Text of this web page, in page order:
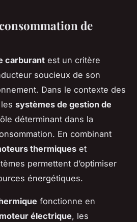
de
carburant est un critère
soucieux de son
Dans le contexte des
systèmes de gestion de
déterminant dans la
En combinant
thermiques et
permettent d’optimiser
énergétiques.
fonctionne en
moteur électrique, les